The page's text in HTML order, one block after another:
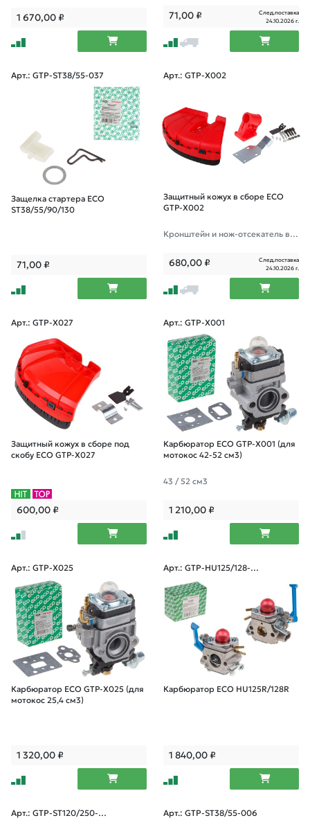
1 670,00₽ 71,00₽
След.поставка
24.10.2026 г.
Арт.: GTP-ST38/55-037
Защелка стартера ECO
ST38/55/90/130
71,00₽
Арт.: GTP-X002
Защитный кожух в сборе ECO
GTP-X002
Кронштейн и нож-отсекатель в к
680,00₽
След.поставка
24.10.2026 г.
Арт.: GTP-X027
Защитный кожух в сборе под
скобу ECO GTP-X027
600,00₽
Арт.: GTP-X001
Карбюратор ECO GTP-X001 (для
мотокос 42-52 см3)
43 / 52 см3
1 210,00₽
Арт.: GTP-X025
Карбюратор ECO GTP-X025 (для
мотокос 25,4 см3)
1 320,00₽
Арт.: GTP-HU125/128-0
Карбюратор ECO HU125R/128R
1 840,00₽
Арт.: GTP-ST120/250-0
Арт.: GTP-ST38/55-006